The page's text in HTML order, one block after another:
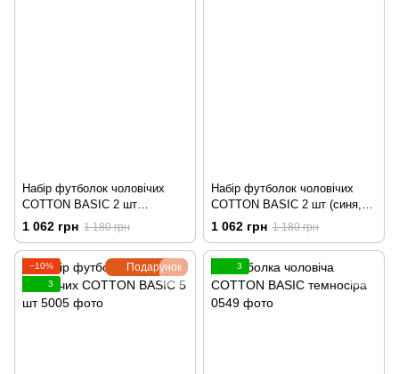
Набір футболок чоловічих
COTTON BASIC 2 шт
(молочна, хакі)
1 062 грн 1 180 грн
Набір футболок чоловічих
COTTON BASIC 2 шт (синя,
сірий меланж)
1 062 грн 1 180 грн
Подарунок
−10%
3
3